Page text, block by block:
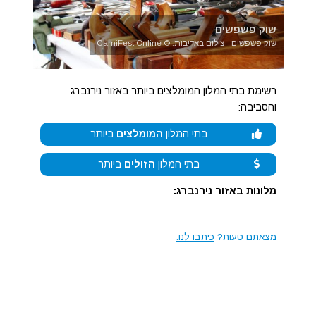
שוק פשפשים
שוק פשפשים - צילום באדיבות: © CarniFest Online
רשימת בתי המלון המומלצים ביותר באזור נירנברג
והסביבה:
בתי המלון המומלצים ביותר
בתי המלון הזולים ביותר
מלונות באזור נירנברג:
מצאתם טעות? כיתבו לנו.